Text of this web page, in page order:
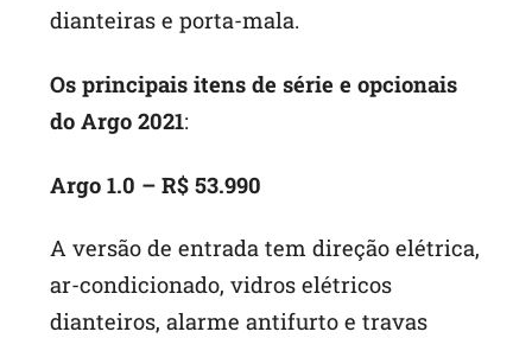
dianteiras e porta-mala.
Os principais itens de série e opcionais
do Argo 2021:
Argo 1.0 – R$ 53.990
A versão de entrada tem direção elétrica,
ar-condicionado, vidros elétricos
dianteiros, alarme antifurto e travas